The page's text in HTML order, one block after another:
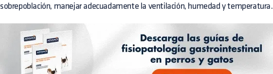
sobrepoblación, manejar adecuadamente la ventilación, humedad y temperatura.